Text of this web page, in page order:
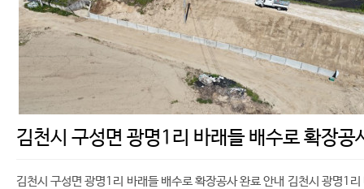
김천시 구성면 광명1리 바래들 배수로 확장공
김천시 구성면 광명1리 바래들 배수로 확장공사 완료 안내 김천시 광명1리